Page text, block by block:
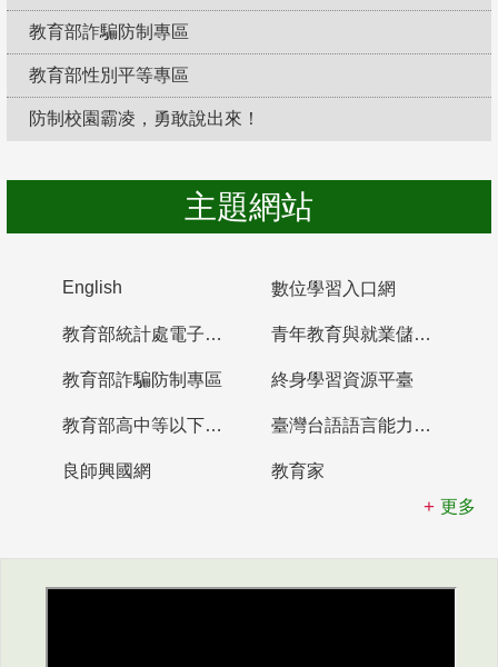
教育部詐騙防制專區
教育部性別平等專區
防制校園霸凌，勇敢說出來！
主題網站
English 數位學習入口網
教育部統計處電子書櫃 青年教育與就業儲蓄帳戶
教育部詐騙防制專區 終身學習資源平臺
教育部高中等以下學校及幼兒園教師資格檢定考試 臺灣台語語言能力認證網站
良師興國網
教育家
更多